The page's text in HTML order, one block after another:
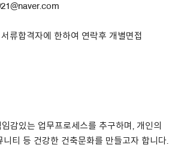
류합격자에 한하여 연락후 개별면접
감있는 업무프로세스를 추구하며, 개인의
니티 등 건강한 건축문화를 만들고자 합니다.